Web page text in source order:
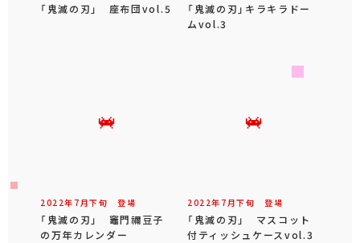
「鬼滅の刃」 座布団vol.5
「鬼滅の刃」キラキラドー
ムvol.3
2022年 7 月下旬 登場
「鬼滅の刃」 竈門禰豆子
の万年カレンダー
2022年 7 月下旬 登場
「鬼滅の刃」 マスコット
付ティッシュケースvol.3